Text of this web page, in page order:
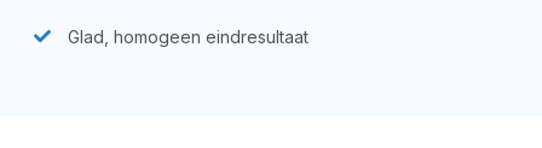
Glad, homogeen eindresultaat